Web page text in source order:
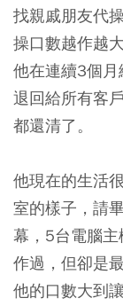
找親戚朋友代
操口數越作越
他在連續3個
退回給所有客
都還清了。
他現在的生活
室的樣子，請
幕，5台電腦
作過，但卻是
他的口數大到